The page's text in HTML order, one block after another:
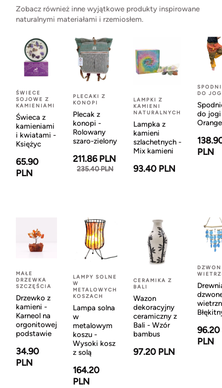
Zobacz również inne wyjątkowe produkty inspirowane
naturalnymi materiałami i rzemiosłem.
ŚWIECE
SOJOWE Z
KAMIENIAMI
Świeca z
kamieniami
i kwiatami -
Księżyc
65.90
PLN
PLECAKI Z
KONOPI
Plecak z
konopi -
Rolowany
szaro-zielony
211.86 PLN
235.40 PLN
LAMPKI Z
KAMIENI
NATURALNYCH
Lampka z
kamieni
szlachetnych -
Mix kamieni
93.40 PLN
DO
do
Orange
PLN
MAŁE
DRZEWKA
SZCZĘŚCIA
Drzewko z
kamieni -
Karneol na
orgonitowej
podstawie
34.90
PLN
LAMPY SOLNE
W
METALOWYCH
KOSZACH
Lampa solna
w
metalowym
koszu -
Wysoki kosz
z solą
164.20
PLN
CERAMIKA Z
BALI
Wazon
dekoracyjny
ceramiczny z
Bali - Wzór
bambus
97.20 PLN
96.20
PLN